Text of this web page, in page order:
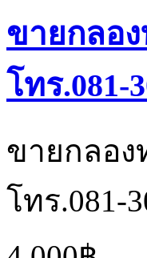
ขายกลอง
โทร.081-
ขายกลอง
โทร.081-